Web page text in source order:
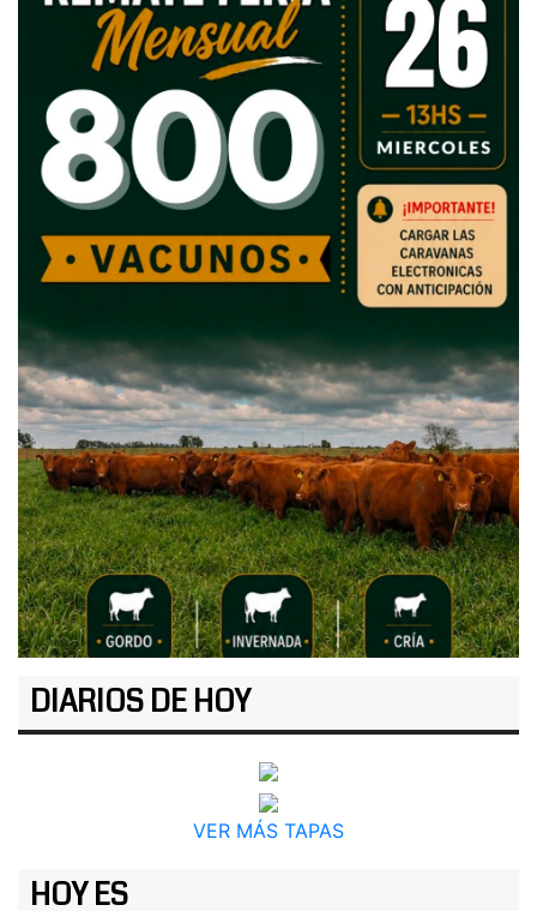
DIARIOS DE HOY
VER MÁS TAPAS
HOY ES